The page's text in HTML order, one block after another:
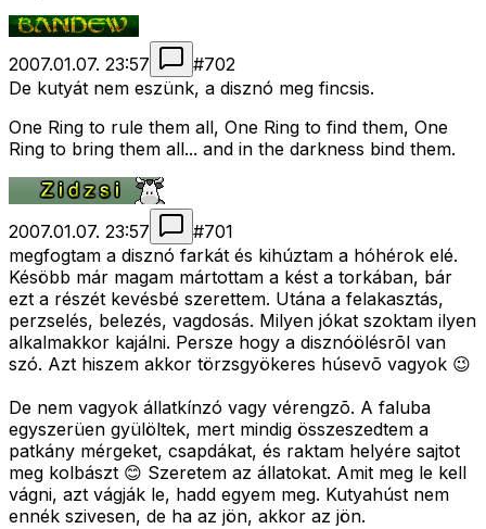
2007.01.07. 23:57 #702
De kutyát nem eszünk, a disznó meg fincsis.
One Ring to rule them all, One Ring to find them, One
Ring to bring them all... and in the darkness bind them.
2007.01.07. 23:57 #701
megfogtam a disznó farkát és kihúztam a hóhérok elé.
Késöbb már magam mártottam a kést a torkában, bár
ezt a részét kevésbé szerettem. Utána a felakasztás,
perzselés, belezés, vagdosás. Milyen jókat szoktam ilyen
alkalmakkor kajálni. Persze hogy a disznóölésrõl van
szó. Azt hiszem akkor törzsgyökeres húsevõ vagyok 😉
De nem vagyok állatkínzó vagy vérengzõ. A faluba
egyszerüen gyülöltek, mert mindig összeszedtem a
patkány mérgeket, csapdákat, és raktam helyére sajtot
meg kolbászt 😊 Szeretem az állatokat. Amit meg le kell
vágni, azt vágják le, hadd egyem meg. Kutyahúst nem
ennék szivesen, de ha az jön, akkor az jön.